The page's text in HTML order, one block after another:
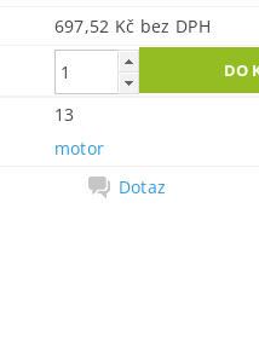
697,52 Kč bez DPH
13
motor
Dotaz